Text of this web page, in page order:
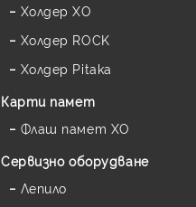
Холдер XO
Холдер ROCK
Холдер Pitaka
Карти памет
Флаш памет XO
Сервизно оборудване
Лепило